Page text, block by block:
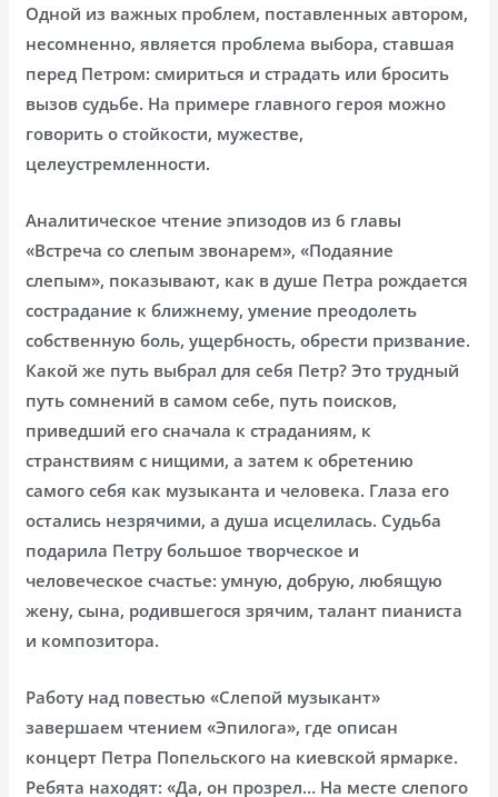
Одной из важных проблем, поставленных автором,
несомненно, является проблема выбора, ставшая
перед Петром: смириться и страдать или бросить
вызов судьбе. На примере главного героя можно
говорить о стойкости, мужестве,
целеустремленности.
Аналитическое чтение эпизодов из 6 главы
«Встреча со слепым звонарем», «Подаяние
слепым», показывают, как в душе Петра рождается
сострадание к ближнему, умение преодолеть
собственную боль, ущербность, обрести призвание.
Какой же путь выбрал для себя Петр? Это трудный
путь сомнений в самом себе, путь поисков,
приведший его сначала к страданиям, к
странствиям с нищими, а затем к обретению
самого себя как музыканта и человека. Глаза его
остались незрячими, а душа исцелилась. Судьба
подарила Петру большое творческое и
человеческое счастье: умную, добрую, любящую
жену, сына, родившегося зрячим, талант пианиста
и композитора.
Работу над повестью «Слепой музыкант»
завершаем чтением «Эпилога», где описан
концерт Петра Попельского на киевской ярмарке.
Ребята находят: «Да, он прозрел… На месте слепого